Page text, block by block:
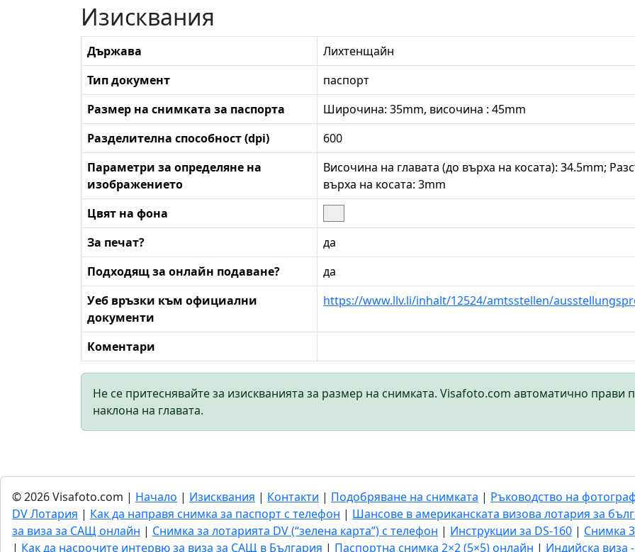
Изисквания
Държава
Лихтенщайн
Тип документ
паспорт
Размер на снимката за паспорта
Широчина: 35mm, височина : 45mm
Разделителна способност (dpi)
600
Параметри за определяне на
изображението
Височина на главата (до върха на косата): 34.5mm;
върха на косата: 3mm
Цвят на фона
За печат?
да
Подходящ за онлайн подаване?
да
Уеб връзки към официални
документи
https://www.llv.li/inhalt/12524/amtsstellen/
Коментари
Не се притеснявайте за изискванията за размер на снимката. Visafoto.com автоматично
наклона на главата.
© 2026 Visafoto.com | Начало | Изисквания | Контакти | Подобряване на снимката | Ръководство на
DV Лотария | Как да направя снимка за паспорт с телефон | Шансове в американската визова лотария за
за виза за САЩ онлайн | Снимка за лотарията DV (“зелена карта”) с телефон | Инструкции за DS-160 | Снимка
| Как да насрочите интервю за виза за САЩ в България | Паспортна снимка 2×2 (5×5) онлайн | Индийска виза